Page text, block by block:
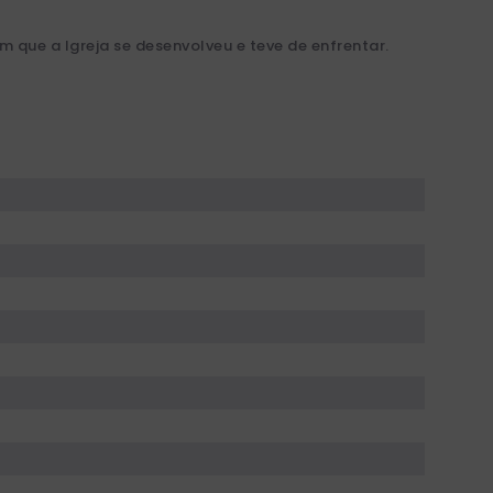
a Igreja se desenvolveu e teve de enfrentar.